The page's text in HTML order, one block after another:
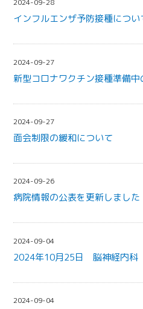
2024-09-28
インフルエンザ予防接種につい
2024-09-27
新型コロナワクチン接種準備
2024-09-27
面会制限の緩和について
2024-09-26
病院情報の公表を更新しました
2024-09-04
2024年10月25日 脳神経内科
2024-09-04